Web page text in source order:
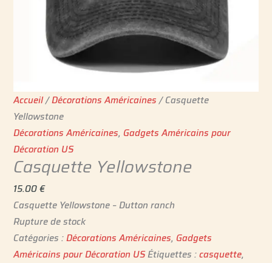
Accueil/Décorations Américaines/ Casquette
Yellowstone
Décorations Américaines,Gadgets Américains pour
Décoration US
Casquette Yellowstone
15.00€
Casquette Yellowstone – Dutton ranch
Rupture de stock
Catégories :Décorations Américaines,Gadgets
Américains pour Décoration USÉtiquettes :casquette,